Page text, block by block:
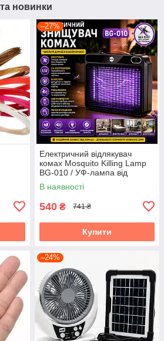
та новинки
–27%
Електричний відлякувач
комах Mosquito Killing Lamp
BG-010 / УФ-лампа від
комарів 360° USB / Настінний
знищувач комах
В наявності
540 ₴ 741 ₴
Купити
–24%